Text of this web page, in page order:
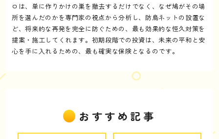
ロは、単に作りかけの巣を撤去するだけでなく、なぜ鳩がその場
所を選んだのかを専門家の視点から分析し、防鳥ネットの設置な
ど、将来的な再発を完全に防ぐための、最も効果的な恒久対策を
提案・施工してくれます。初期段階での投資は、未来の平和と安
心を手に入れるための、最も確実な保険となるのです。
おすすめ記事